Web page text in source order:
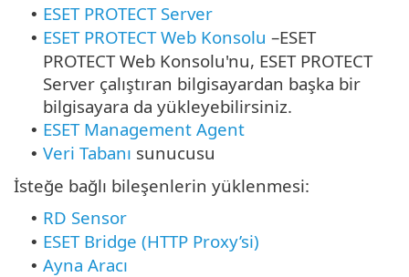
• ESET PROTECT Server
• ESET PROTECT Web Konsolu –ESET
PROTECT Web Konsolu'nu, ESET PROTECT
Server çalıştıran bilgisayardan başka bir
bilgisayara da yükleyebilirsiniz.
• ESET Management Agent
• Veri Tabanı sunucusu
İsteğe bağlı bileşenlerin yüklenmesi:
• RD Sensor
• ESET Bridge (HTTP Proxy’si)
• Ayna Aracı